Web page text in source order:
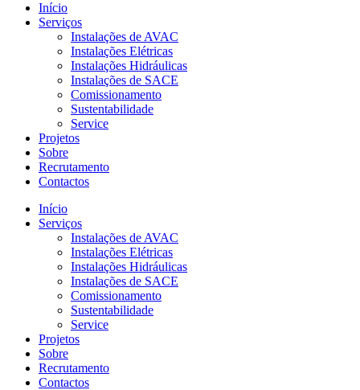
Início
Serviços
Instalações de AVAC
Instalações Elétricas
Instalações Hidráulicas
Instalações de SACE
Comissionamento
Sustentabilidade
Service
Projetos
Sobre
Recrutamento
Contactos
Início
Serviços
Instalações de AVAC
Instalações Elétricas
Instalações Hidráulicas
Instalações de SACE
Comissionamento
Sustentabilidade
Service
Projetos
Sobre
Recrutamento
Contactos